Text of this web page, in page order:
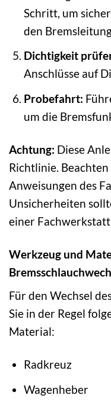
Schritt, um
den
Dichtigkeit
Anschlüsse auf
Probefahrt:
um die
Achtung: Diese
Richtlinie.
Anweisungen des
Unsicherheiten
einer
Werkzeug und
Für den Wechsel
Sie in der Regel
Material:
Radkreuz
Wagenheber